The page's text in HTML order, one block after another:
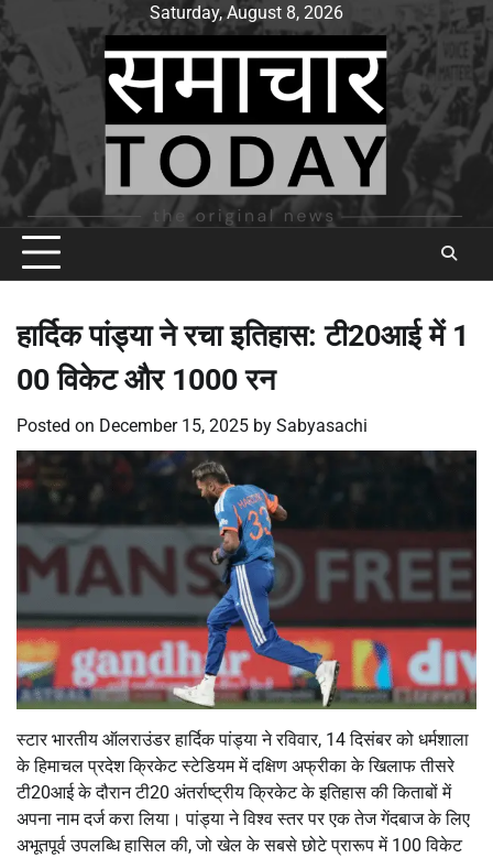
Skip
to
content
Saturday, August 8, 2026
हार्दिक पांड्या ने रचा इतिहास: टी20आई में 1
00 विकेट और 1000 रन
Posted on December 15, 2025 by Sabyasachi
स्टार भारतीय ऑलराउंडर हार्दिक पांड्या ने रविवार, 14 दिसंबर को धर्मशाला
के हिमाचल प्रदेश क्रिकेट स्टेडियम में दक्षिण अफ्रीका के खिलाफ तीसरे
टी20आई के दौरान टी20 अंतर्राष्ट्रीय क्रिकेट के इतिहास की किताबों में
अपना नाम दर्ज करा लिया। पांड्या ने विश्व स्तर पर एक तेज गेंदबाज के लिए
अभूतपूर्व उपलब्धि हासिल की, जो खेल के सबसे छोटे प्रारूप में 100 विकेट